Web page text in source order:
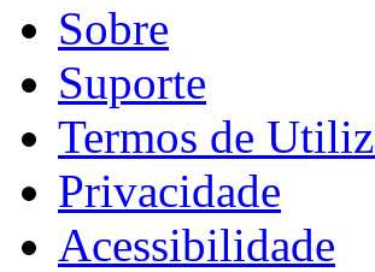
Sobre
Suporte
Termos de
Privacidade
Acessibilidade